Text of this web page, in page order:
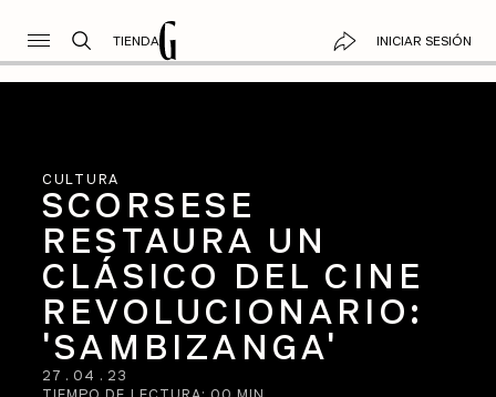
TIENDA INICIAR SESIÓN
CULTURA
SCORSESE
RESTAURA UN
CLÁSICO DEL CINE
REVOLUCIONARIO:
'SAMBIZANGA'
27 . 04 . 23